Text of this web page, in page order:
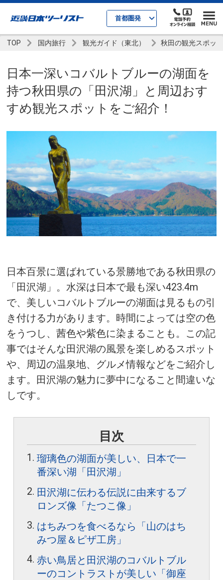
首都圏発
TOP 国内旅行 観光ガイド（東北） 秋田の観光スポッ
日本一深いコバルトブルーの湖面を
持つ秋田県の「田沢湖」と周辺おす
すめ観光スポットをご紹介！
日本百景に選ばれている景勝地である秋田県の
「田沢湖」。水深は日本で最も深い423.4m
で、美しいコバルトブルーの湖面は見るもの引
き付ける力があります。時間によっては空の色
をうつし、茜色や紫色に染まることも。この記
事ではそんな田沢湖の風景を楽しめるスポット
や、周辺の温泉地、グルメ情報などをご紹介し
ます。田沢湖の魅力に夢中になること間違いな
しです。
目次
瑠璃色の湖面が美しい、日本で一
番深い湖「田沢湖」
田沢湖に伝わる伝説に由来するブ
ロンズ像「たつこ像」
はちみつを食べるなら「山のはち
みつ屋＆ピザ工房」
赤い鳥居と田沢湖のコバルトブル
ーのコントラストが美しい「御座